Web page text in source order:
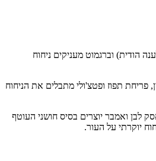
הודית) וברגמוט מעניקים ניחוח
פריחת תפוז ופטצ'ולי מתבלים את הניחוח
לבן ואמבר יוצרים בסיס חושני העוטף
יוקרתי על העור.